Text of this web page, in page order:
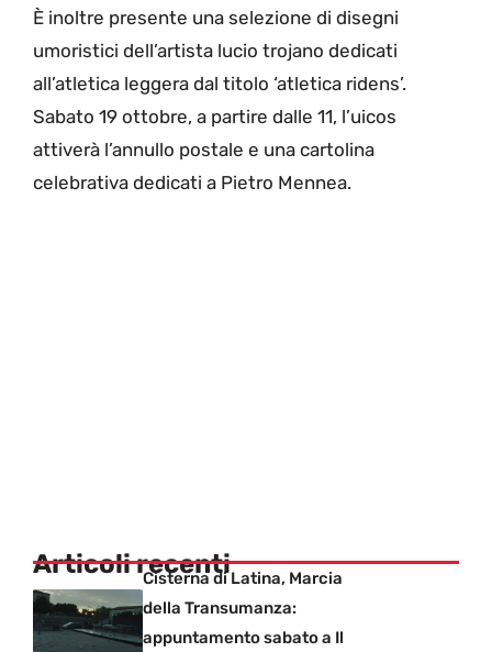
È inoltre presente una selezione di disegni
umoristici dell’artista lucio trojano dedicati
all’atletica leggera dal titolo ‘atletica ridens’.
Sabato 19 ottobre, a partire dalle 11, l’uicos
attiverà l’annullo postale e una cartolina
celebrativa dedicati a Pietro Mennea.
Articoli recentiCisterna di Latina, Marcia
della Transumanza:
appuntamento sabato a Il